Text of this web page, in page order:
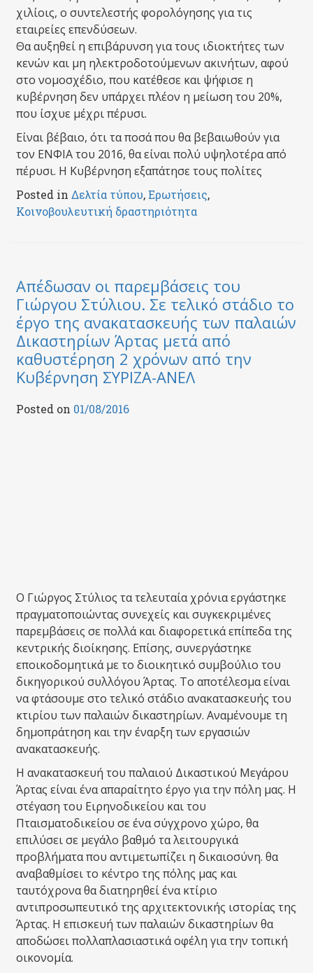
χιλίοις, ο συντελεστής φορολόγησης για τις
εταιρείες επενδύσεων.
Θα αυξηθεί η επιβάρυνση για τους ιδιοκτήτες των
κενών και μη ηλεκτροδοτούμενων ακινήτων, αφού
στο νομοσχέδιο, που κατέθεσε και ψήφισε η
κυβέρνηση δεν υπάρχει πλέον η μείωση του 20%,
που ίσχυε μέχρι πέρυσι.
Είναι βέβαιο, ότι τα ποσά που θα βεβαιωθούν για
τον ΕΝΦΙΑ του 2016, θα είναι πολύ υψηλοτέρα από
πέρυσι. Η Κυβέρνηση εξαπάτησε τους πολίτες
Posted in Δελτία τύπου,Ερωτήσεις,
Κοινοβουλευτική δραστηριότητα
Απέδωσαν οι παρεμβάσεις του
Γιώργου Στύλιου. Σε τελικό στάδιο το
έργο της ανακατασκευής των παλαιών
Δικαστηρίων Άρτας μετά από
καθυστέρηση 2 χρόνων από την
Κυβέρνηση ΣΥΡΙΖΑ-ΑΝΕΛ
Posted on 01/08/2016
Ο Γιώργος Στύλιος τα τελευταία χρόνια εργάστηκε
πραγματοποιώντας συνεχείς και συγκεκριμένες
παρεμβάσεις σε πολλά και διαφορετικά επίπεδα της
κεντρικής διοίκησης. Επίσης, συνεργάστηκε
εποικοδομητικά με το διοικητικό συμβούλιο του
δικηγορικού συλλόγου Άρτας. Το αποτέλεσμα είναι
να φτάσουμε στο τελικό στάδιο ανακατασκευής του
κτιρίου των παλαιών δικαστηρίων. Αναμένουμε τη
δημοπράτηση και την έναρξη των εργασιών
ανακατασκευής.
Η ανακατασκευή του παλαιού Δικαστικού Μεγάρου
Άρτας είναι ένα απαραίτητο έργο για την πόλη μας. Η
στέγαση του Ειρηνοδικείου και του
Πταισματοδικείου σε ένα σύγχρονο χώρο, θα
επιλύσει σε μεγάλο βαθμό τα λειτουργικά
προβλήματα που αντιμετωπίζει η δικαιοσύνη. θα
αναβαθμίσει το κέντρο της πόλης μας και
ταυτόχρονα θα διατηρηθεί ένα κτίριο
αντιπροσωπευτικό της αρχιτεκτονικής ιστορίας της
Άρτας. Η επισκευή των παλαιών δικαστηρίων θα
αποδώσει πολλαπλασιαστικά οφέλη για την τοπική
οικονομία.